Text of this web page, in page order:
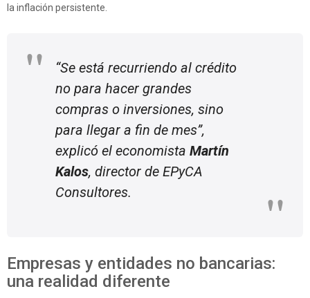
la inflación persistente.
“Se está recurriendo al crédito
no para hacer grandes
compras o inversiones, sino
para llegar a fin de mes”,
explicó el economista Martín
Kalos, director de EPyCA
Consultores.
Empresas y entidades no bancarias:
una realidad diferente